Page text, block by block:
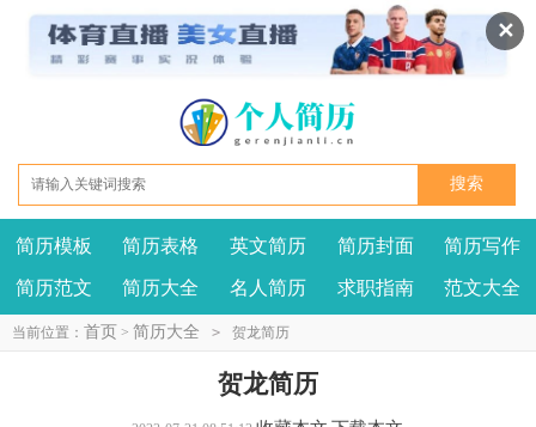
✕
我要投稿 投诉建议
简历模板 简历表格 英文简历 简历封面 简历写作
简历范文 简历大全 名人简历 求职指南 范文大全
当前位置： 首页 > 简历大全 > 贺龙简历
贺龙简历